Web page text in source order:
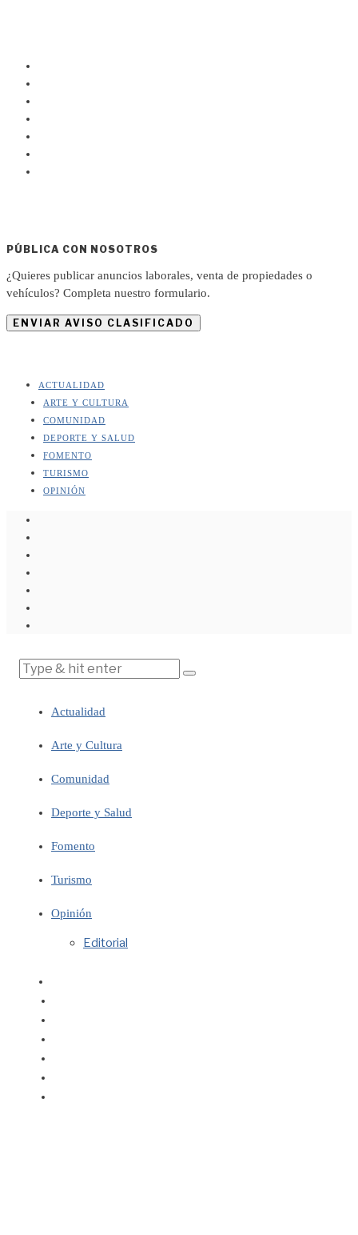
PÚBLICA CON NOSOTROS
¿Quieres publicar anuncios laborales, venta de propiedades o
vehículos? Completa nuestro formulario.
ENVIAR AVISO CLASIFICADO
ACTUALIDAD
ARTE Y CULTURA
COMUNIDAD
DEPORTE Y SALUD
FOMENTO
TURISMO
OPINIÓN
Actualidad
Arte y Cultura
Comunidad
Deporte y Salud
Fomento
Turismo
Opinión
Editorial